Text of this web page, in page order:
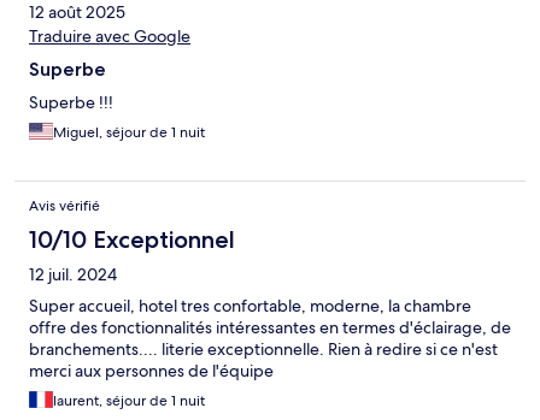
12 août 2025
Traduire avec Google
Superbe
Superbe !!!
Miguel, séjour de 1 nuit
Avis vérifié
10/10 Exceptionnel
12 juil. 2024
Super accueil, hotel tres confortable, moderne, la chambre
offre des fonctionnalités intéressantes en termes d'éclairage, de
branchements.... literie exceptionnelle. Rien à redire si ce n'est
merci aux personnes de l'équipe
laurent, séjour de 1 nuit